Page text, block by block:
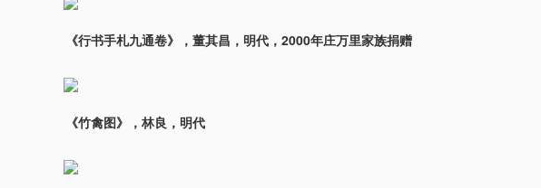
《行书手札九通卷》，董其昌，明代，2000年庄万里家族捐赠
《竹禽图》，林良，明代